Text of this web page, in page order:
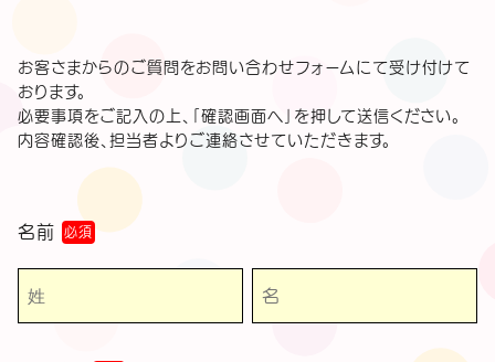
お客さまからのご質問をお問い合わせフォームにて受け付けて
おります。
必要事項をご記入の上、「確認画面へ」を押して送信ください。
内容確認後、担当者よりご連絡させていただきます。
名前 必須